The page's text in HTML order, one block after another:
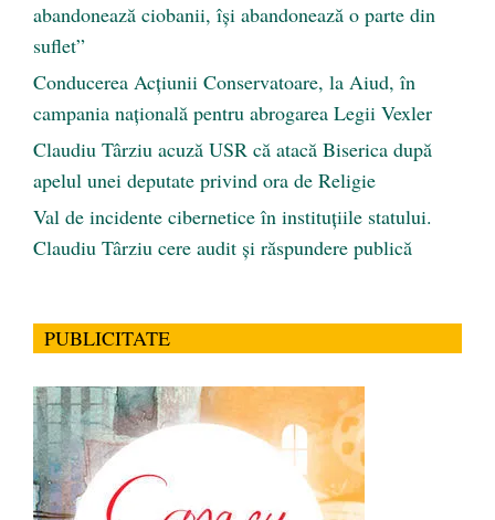
abandonează ciobanii, își abandonează o parte din
suflet”
Conducerea Acțiunii Conservatoare, la Aiud, în
campania națională pentru abrogarea Legii Vexler
Claudiu Târziu acuză USR că atacă Biserica după
apelul unei deputate privind ora de Religie
Val de incidente cibernetice în instituțiile statului.
Claudiu Târziu cere audit și răspundere publică
PUBLICITATE